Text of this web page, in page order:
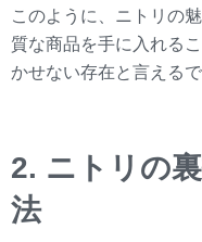
このように、ニトリの
質な商品を手に入れる
かせない存在と言えるで
2. ニトリの
法